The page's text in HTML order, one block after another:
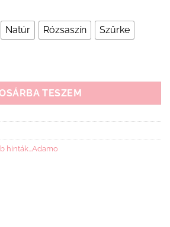
Natúr Rózsaszín Szürke
TESZEM
hinták...Adamo